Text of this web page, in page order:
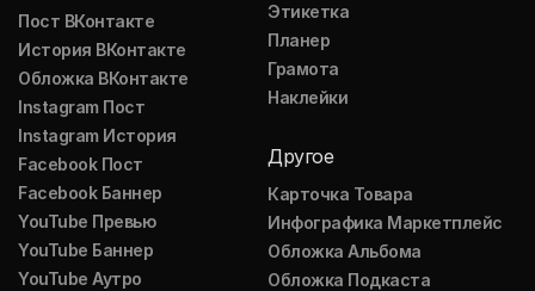
Пост ВКонтакте
История ВКонтакте
Обложка ВКонтакте
Instagram Пост
Instagram История
Facebook Пост
Facebook Баннер
YouTube Превью
YouTube Баннер
YouTube Аутро
Этикетка
Планер
Грамота
Наклейки
Другое
Карточка Товара
Инфографика Маркетплейс
Обложка Альбома
Обложка Подкаста